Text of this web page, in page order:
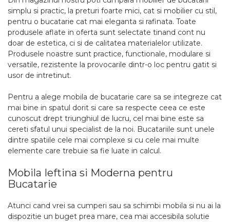
simplu si practic, la preturi foarte mici, cat si mobilier cu stil,
pentru o bucatarie cat mai eleganta si rafinata. Toate
produsele aflate in oferta sunt selectate tinand cont nu
doar de estetica, ci si de calitatea materialelor utilizate.
Produsele noastre sunt practice, functionale, modulare si
versatile, rezistente la provocarile dintr-o loc pentru gatit si
usor de intretinut.
Pentru a alege mobila de bucatarie care sa se integreze cat
mai bine in spatul dorit si care sa respecte ceea ce este
cunoscut drept triunghiul de lucru, cel mai bine este sa
cereti sfatul unui specialist de la noi. Bucatariile sunt unele
dintre spatiile cele mai complexe si cu cele mai multe
elemente care trebuie sa fie luate in calcul.
Mobila Ieftina si Moderna pentru
Bucatarie
Atunci cand vrei sa cumperi sau sa schimbi mobila si nu ai la
dispozitie un buget prea mare, cea mai accesibila solutie